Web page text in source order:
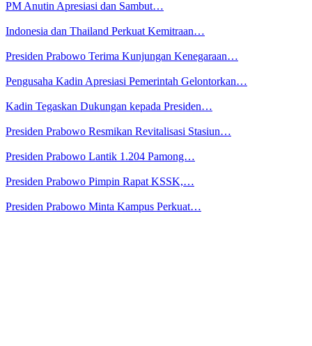
PM Anutin Apresiasi dan Sambut…
Indonesia dan Thailand Perkuat Kemitraan…
Presiden Prabowo Terima Kunjungan Kenegaraan…
Pengusaha Kadin Apresiasi Pemerintah Gelontorkan…
Kadin Tegaskan Dukungan kepada Presiden…
Presiden Prabowo Resmikan Revitalisasi Stasiun…
Presiden Prabowo Lantik 1.204 Pamong…
Presiden Prabowo Pimpin Rapat KSSK,…
Presiden Prabowo Minta Kampus Perkuat…